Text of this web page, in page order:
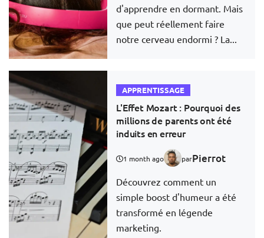
d'apprendre en dormant. Mais
que peut réellement faire
notre cerveau endormi ? La...
APPRENTISSAGE
L'Effet Mozart : Pourquoi des
millions de parents ont été
induits en erreur
1 month ago parPierrot
Découvrez comment un
simple boost d'humeur a été
transformé en légende
marketing.